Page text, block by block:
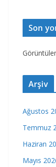
Son
Arşiv
Ağustos
Temmuz
Haziran
Mayıs